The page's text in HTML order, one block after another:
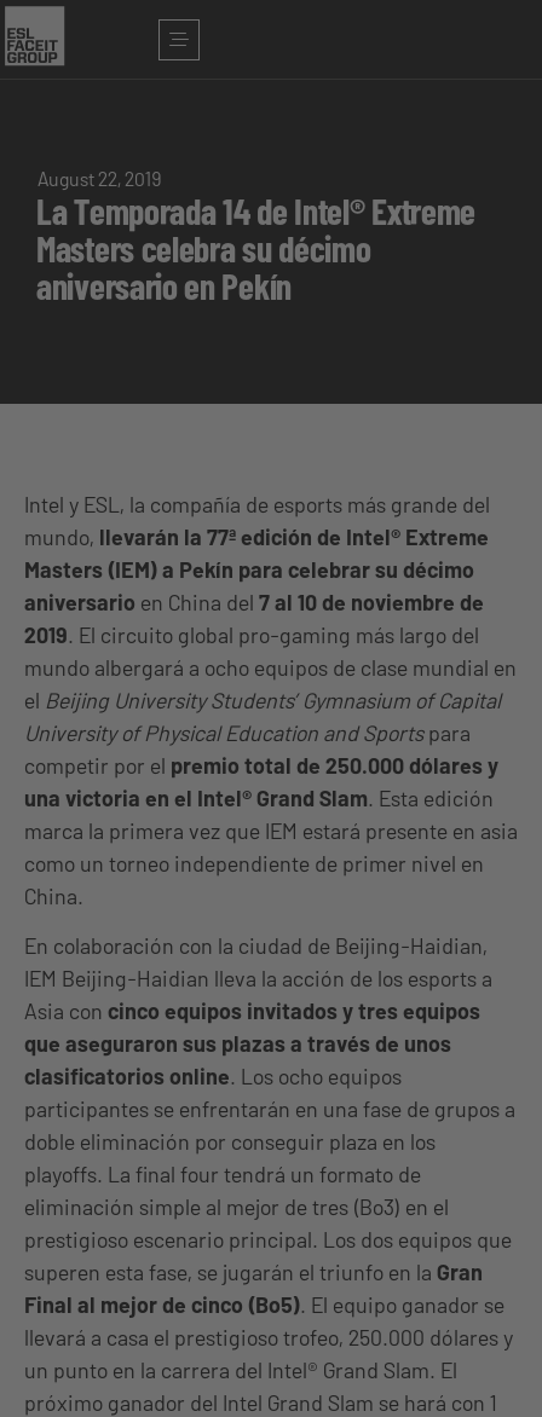
August 22, 2019
La Temporada 14 de Intel® Extreme
Masters celebra su décimo
aniversario en Pekín
Intel y ESL, la compañía de esports más grande del
mundo, llevarán la 77ª edición de Intel® Extreme
Masters (IEM) a Pekín para celebrar su décimo
aniversario en China del 7 al 10 de noviembre de
2019. El circuito global pro-gaming más largo del
mundo albergará a ocho equipos de clase mundial en
el Beijing University Students’ Gymnasium of Capital
University of Physical Education and Sportspara
competir por el premio total de 250.000 dólares y
una victoria en el Intel® Grand Slam. Esta edición
marca la primera vez que IEM estará presente en asia
como un torneo independiente de primer nivel en
China.
En colaboración con la ciudad de Beijing-Haidian,
IEM Beijing-Haidian lleva la acción de los esports a
Asia con cinco equipos invitados y tres equipos
que aseguraron sus plazas a través de unos
clasificatorios online. Los ocho equipos
participantes se enfrentarán en una fase de grupos a
doble eliminación por conseguir plaza en los
playoffs. La final four tendrá un formato de
eliminación simple al mejor de tres (Bo3) en el
prestigioso escenario principal. Los dos equipos que
superen esta fase, se jugarán el triunfo en la Gran
Final al mejor de cinco (Bo5). El equipo ganador se
llevará a casa el prestigioso trofeo, 250.000 dólares y
un punto en la carrera del Intel® Grand Slam. El
próximo ganador del Intel Grand Slam se hará con 1